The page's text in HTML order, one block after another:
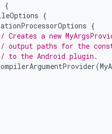
{
{
{
Creates a new
output paths for the
to the Android plugin.
(